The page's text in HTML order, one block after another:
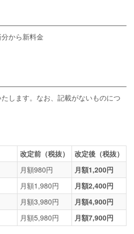
から新料金
します。なお、記載がないものにつ
改定前（税抜）
改定後（税抜）
月額980円
月額1,200円
月額1,980円
月額2,400円
月額3,980円
月額4,900円
月額5,980円 月額7,900円